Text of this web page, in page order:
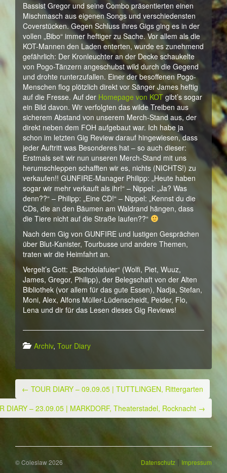
Bassist Gregor und seine Combo präsentierten einen
Mischmasch aus eigenen Songs und verschiedensten
Coverstücken. Gegen Schluss ihres Gigs ging es in der
vollen „Bibo“ immer heftiger zu Sache. Vor allem als die
KOT-Mannen den Laden enterten, wurde es zunehmend
gefährlich: Der Kronleuchter an der Decke schaukelte
von Pogo-Tänzern angeschubst wild durch die Gegend
und drohte runterzufallen. Einer der besoffenen Pogo-
Menschen flog plötzlich direkt vor Sänger James heftig
auf die Fresse. Auf der Homepage von KOT gibt’s sogar
ein Bild davon. Wir verfolgten das wilde Treiben aus
sicherem Abstand von unserem Merch-Stand aus, der
direkt neben dem FOH aufgebaut war. Ich habe ja
schon im letzten Gig Review darauf hingewiesen, dass
jeder Auftritt was Besonderes hat – so auch dieser:
Erstmals seit wir nun unseren Merch-Stand mit uns
herumschleppen schafften wir es, nichts (NICHTS!) zu
verkaufen!! GUNFIRE-Manager Philipp: „Heute haben
sogar wir mehr verkauft als ihr!“ – Nippel: „Ja? Was
denn??“ – Philipp: „Eine CD!“ – Nippel: „Kennst du die
CDs, die an den Bäumen am Waldrand hängen, dass
die Tiere nicht auf die Straße laufen??“
Nach dem Gig von GUNFIRE und lustigen Gesprächen
über Blut-Kanister, Tourbusse und andere Themen,
traten wir die Heimfahrt an.
Vergelt’s Gott: „Bischdolafuier“ (Wolfi, Piet, Wuuz,
James, Gregor, Philipp), der Belegschaft von der Alten
Bibliothek (vor allem für das gute Essen), Nadja, Stefan,
Moni, Alex, Alfons Müller-Lüdenscheidt, Peider, Flo,
Lena und dir für das Lesen dieses Gig Reviews!
Archiv, Tour Diary
Post navigation
← TOUR DIARY – 09.09.05 | TUTTLINGEN, Rittergarten
DIARY – 23.09.05 | MARKDORF, Theaterstadel, Rocknacht →
© Coleslaw 2026 Datenschutz | Impressum